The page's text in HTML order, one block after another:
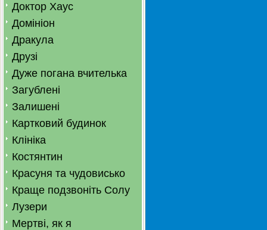
Доктор Хаус
Домініон
Дракула
Друзі
Дуже погана вчителька
Загублені
Залишені
Картковий будинок
Клініка
Костянтин
Красуня та чудовисько
Краще подзвоніть Солу
Лузери
Мертві, як я